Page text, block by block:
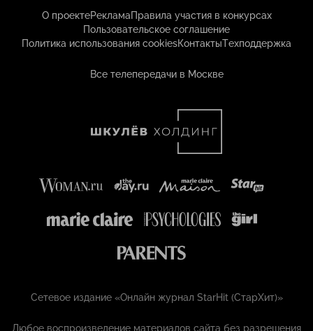
О проектеРекламаПравила участия в конкурсах
Пользовательское соглашение
Политика использования cookiesКонтактыТехподдержка
Все телепередачи в Москве
Сетевое издание «Онлайн журнал StarHit (СтарХит)»
Любое воспроизведение материалов сайта без разрешения